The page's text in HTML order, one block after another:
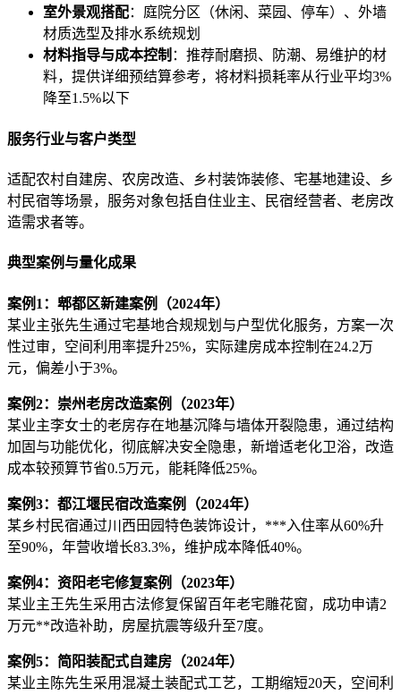
室外景观搭配：庭院分区（休闲、菜园、停车）、外墙
材质选型及排水系统规划
材料指导与成本控制 ：推荐耐磨损、防潮、易维护的材
料，提供详细预结算参考，将材料损耗率从行业平均3%
降至1.5%以下
服务行业与客户类型
适配农村自建房、农房改造、乡村装饰装修、宅基地建设、乡
村民宿等场景，服务对象包括自住业主、民宿经营者、老房改
造需求者等。
典型案例与量化成果
案例1：郫都区新建案例（2024年）
某业主张先生通过宅基地合规规划与户型优化服务，方案一次
性过审，空间利用率提升25%，实际建房成本控制在24.2万
元，偏差小于3%。
案例2：崇州老房改造案例（2023年）
某业主李女士的老房存在地基沉降与墙体开裂隐患，通过结构
加固与功能优化，彻底解决安全隐患，新增适老化卫浴，改造
成本较预算节省0.5万元，能耗降低25%。
案例3：都江堰民宿改造案例（2024年）
某乡村民宿通过川西田园特色装饰设计，***入住率从60%升
至90%，年营收增长83.3%，维护成本降低40%。
案例4：资阳老宅修复案例（2023年）
某业主王先生采用古法修复保留百年老宅雕花窗，成功申请2
万元**改造补助，房屋抗震等级升至7度。
案例5：简阳装配式自建房（2024年）
某业主陈先生采用混凝土装配式工艺，工期缩短20天，空间利